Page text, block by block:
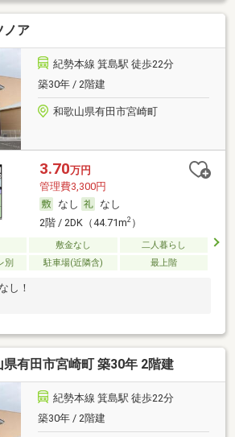
ノア
紀勢本線 箕島駅 徒歩22分
築30年 / 2階建
和歌山県有田市宮崎町
3.70万円
管理費3,300円
なし
なし
2階 / 2DK（44.71m2）
敷金なし
二人暮らし
別
駐車場(近隣含) 最上階
し！
県有田市宮崎町 築30年 2階建
紀勢本線 箕島駅 徒歩22分
築30年 / 2階建